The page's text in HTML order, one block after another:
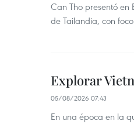
Can Tho presentó en
de Tailandia, con
Explorar
05/08/2026 07:43
En una época en la